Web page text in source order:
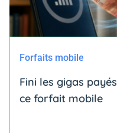
Forfaits mobile
Fini les gigas
ce forfait mobile